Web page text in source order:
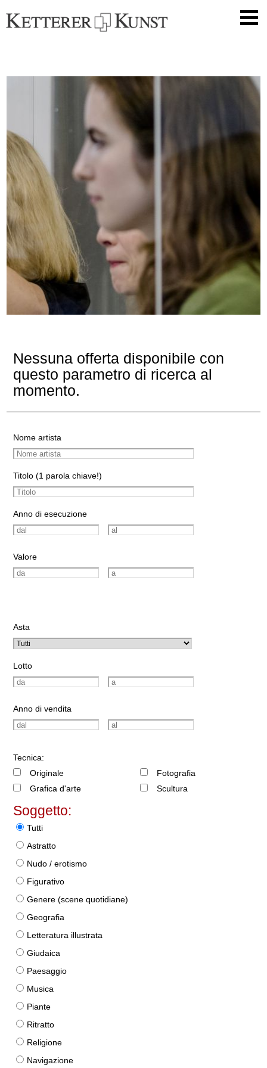
Nessuna offerta disponibile con
questo parametro di ricerca al
momento.
Nome artista
Titolo (1 parola chiave!)
Anno di esecuzione
Valore
Asta
Lotto
Anno di vendita
Tecnica:
Originale
Grafica d'arte
Fotografia
Scultura
Soggetto:
Tutti
Astratto
Nudo / erotismo
Figurativo
Genere (scene quotidiane)
Geografia
Letteratura illustrata
Giudaica
Paesaggio
Musica
Piante
Ritratto
Religione
Navigazione